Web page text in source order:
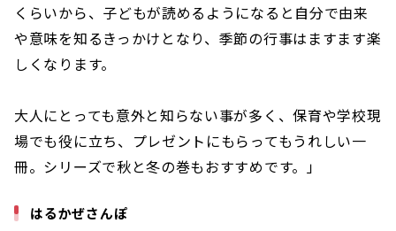
くらいから、子どもが読めるようになると自分で由来
や意味を知るきっかけとなり、季節の行事はますます楽
しくなります。
大人にとっても意外と知らない事が多く、保育や学校現
場でも役に立ち、プレゼントにもらってもうれしい一
冊。シリーズで秋と冬の巻もおすすめです。」
はるかぜさんぽ